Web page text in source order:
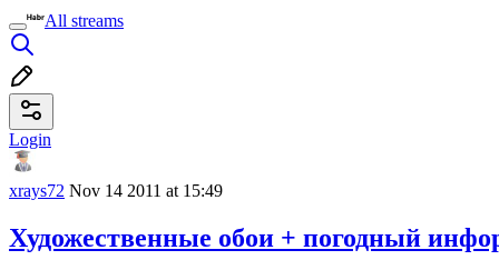
All streams
Login
xrays72 Nov 14 2011 at 15:49
Художественные обои + погодный